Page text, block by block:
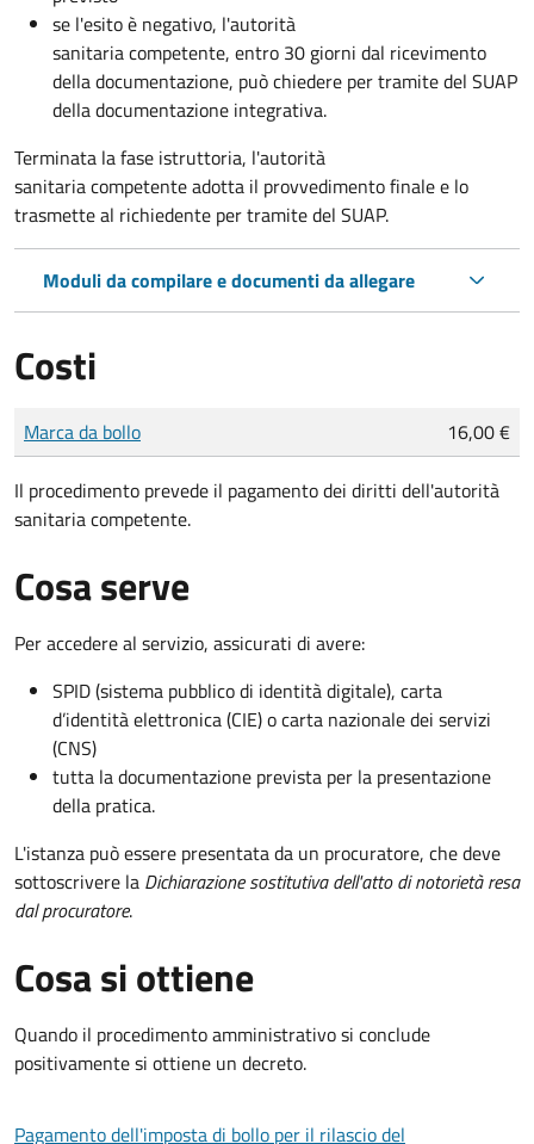
se l'esito è negativo, l'autorità
sanitaria competente, entro 30 giorni dal ricevimento
della documentazione, può chiedere per tramite del SUAP
della documentazione integrativa.
Terminata la fase istruttoria, l'autorità
sanitaria competente adotta il provvedimento finale e lo
trasmette al richiedente per tramite del SUAP.
Moduli da compilare e documenti da allegare
Costi
Tipo di pagamento
Importo
Marca da bollo 16,00 €
Il procedimento prevede il pagamento dei diritti dell'autorità
sanitaria competente.
Cosa serve
Per accedere al servizio, assicurati di avere:
SPID (sistema pubblico di identità digitale), carta
d’identità elettronica (CIE) o carta nazionale dei servizi
(CNS)
tutta la documentazione prevista per la presentazione
della pratica.
L'istanza può essere presentata da un procuratore, che deve
sottoscrivere la Dichiarazione sostitutiva dell'atto di notorietà resa
dal procuratore.
Cosa si ottiene
Quando il procedimento amministrativo si conclude
positivamente si ottiene un decreto.
Pagamento dell'imposta di bollo per il rilascio del